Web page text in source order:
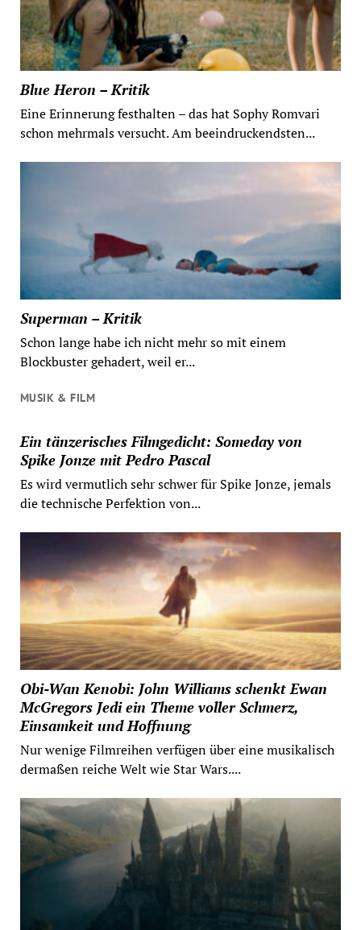
Blue Heron – Kritik
Eine Erinnerung festhalten – das hat Sophy Romvari
schon mehrmals versucht. Am beeindruckendsten...
Superman – Kritik
Schon lange habe ich nicht mehr so mit einem
Blockbuster gehadert, weil er...
MUSIK & FILM
Ein tänzerisches Filmgedicht: Someday von
Spike Jonze mit Pedro Pascal
Es wird vermutlich sehr schwer für Spike Jonze, jemals
die technische Perfektion von...
Obi-Wan Kenobi: John Williams schenkt Ewan
McGregors Jedi ein Theme voller Schmerz,
Einsamkeit und Hoffnung
Nur wenige Filmreihen verfügen über eine musikalisch
dermaßen reiche Welt wie Star Wars....